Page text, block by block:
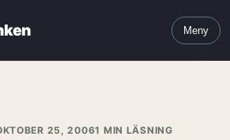
Meny
25, 20061 MIN LÄSNING